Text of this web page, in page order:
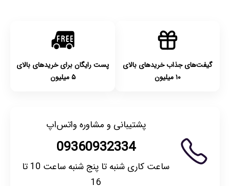
گیفت‌های جذاب خریدهای بالای
۱۰ میلیون
پست رایگان برای خریدهای بالای
۵ میلیون
پشتیبانی و مشاوره واتس‌اپ
09360932334
ساعت کاری شنبه تا پنج شنبه ساعت 10 تا
16